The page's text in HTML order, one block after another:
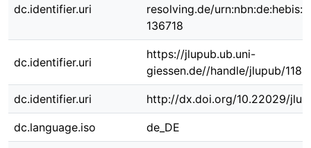
dc.identifier.uri
resolving.de/
136718
dc.identifier.uri
https://jlupub.ub.uni-
giessen.de//handle/jlupub/
dc.identifier.uri http://dx.doi.org/10.22029/
dc.language.iso de_DE